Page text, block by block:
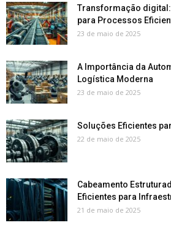
Transformação
para Processos
23 de maio de 2025
A Importância da
Logística Moderna
23 de maio de 2025
Soluções Eficientes
22 de maio de 2025
Cabeamento
Eficientes para
21 de maio de 2025